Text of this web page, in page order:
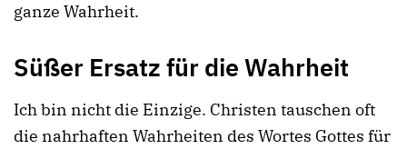
ganze Wahrheit.
Süßer Ersatz für die Wahrheit
Ich bin nicht die Einzige. Christen tauschen oft
die nahrhaften Wahrheiten des Wortes Gottes für